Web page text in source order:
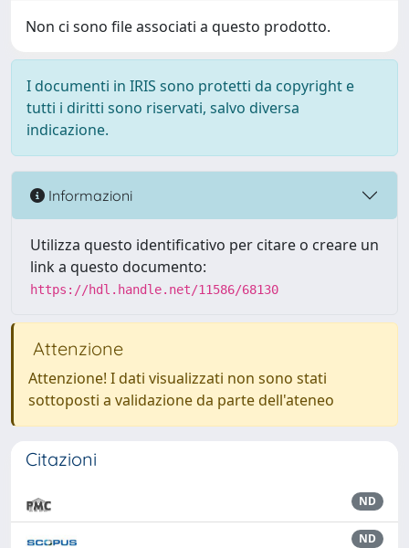
Non ci sono file associati a questo prodotto.
I documenti in IRIS sono protetti da copyright e
tutti i diritti sono riservati, salvo diversa
indicazione.
Informazioni
Utilizza questo identificativo per citare o creare un
link a questo documento:
https://hdl.handle.net/11586/68130
Attenzione
Attenzione! I dati visualizzati non sono stati
sottoposti a validazione da parte dell'ateneo
Citazioni
ND
ND